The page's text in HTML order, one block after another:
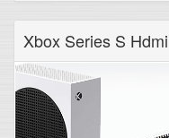
Xbox Series S Hdmi